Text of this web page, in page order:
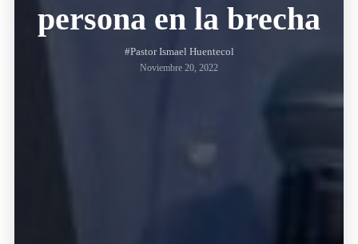
persona en la brecha
#Pastor Ismael Huentecol
Noviembre 20, 2022